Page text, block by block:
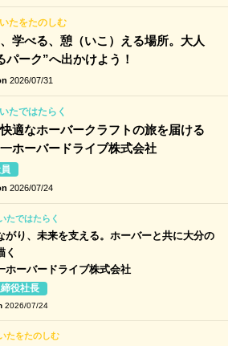
たをたのしむ
学べる、憩（いこ）える場所。大人
パーク”へ出かけよう！
2026/07/31
たではたらく
適なホーバークラフトの旅を届ける
ホーバードライブ株式会社
2026/07/24
たではたらく
がり、未来を支える。ホーバーと共に大分の
く
ホーバードライブ株式会社
役社長
2026/07/24
たをたのしむ